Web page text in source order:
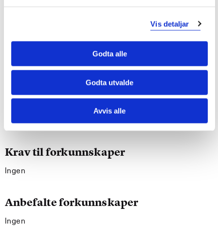
Vis detaljar
Godta alle
Godta utvalde
Avvis alle
Generell kompetanse
Kandidaten er bevisst miljømessige og etiske
konsekvenser av teknologiske produkter og løsninger
Kandidaten kan dele sine kunnskaper og erfaringer
med andre, både skriftlig og muntlig og kan
Krav til forkunnskaper
Ingen
Anbefalte forkunnskaper
Ingen